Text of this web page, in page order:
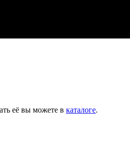
её вы можете в каталоге.